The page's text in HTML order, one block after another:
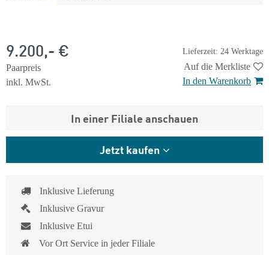
Lieferzeit: 24 Werktage
9.200,- €
Paarpreis
inkl. MwSt.
Auf die Merkliste
In den Warenkorb
In einer Filiale anschauen
Jetzt kaufen
Inklusive Lieferung
Inklusive Gravur
Inklusive Etui
Vor Ort Service in jeder Filiale